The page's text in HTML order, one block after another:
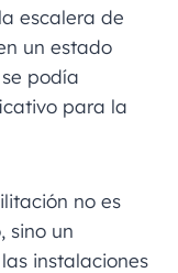
escalera de
un estado
podía
para la
no es
sino un
instalaciones